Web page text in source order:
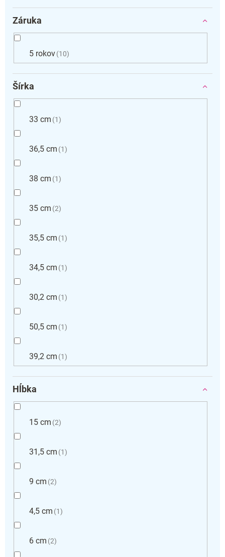
Záruka
5 rokov 10
Šírka
33 cm 1
36,5 cm 1
38 cm 1
35 cm 2
35,5 cm 1
34,5 cm 1
30,2 cm 1
50,5 cm 1
39,2 cm 1
Hĺbka
15 cm 2
31,5 cm 1
9 cm 2
4,5 cm 1
6 cm 2